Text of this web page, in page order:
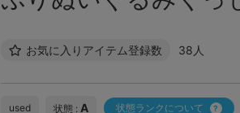
お気に入りアイテム登録数 38人
used 状態 : A 状態ランクについて